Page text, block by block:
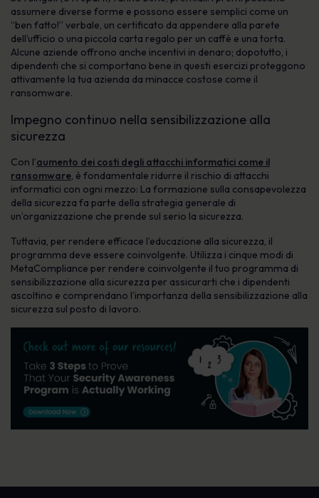
assumere diverse forme e possono essere semplici come un
“ben fatto!” verbale, un certificato da appendere alla parete
dell’ufficio o una piccola carta regalo per un caffè e una torta.
Alcune aziende offrono anche incentivi in denaro; dopotutto, i
dipendenti che si comportano bene in questi esercizi proteggono
attivamente la tua azienda da minacce costose come il
ransomware.
Impegno continuo nella sensibilizzazione alla
sicurezza
Con l’aumento dei costi degli attacchi informatici come il
ransomware, è fondamentale ridurre il rischio di attacchi
informatici con ogni mezzo: La formazione sulla consapevolezza
della sicurezza fa parte della strategia generale di
un’organizzazione che prende sul serio la sicurezza.
Tuttavia, per rendere efficace l’educazione alla sicurezza, il
programma deve essere coinvolgente. Utilizza i cinque modi di
MetaCompliance per rendere coinvolgente il tuo programma di
sensibilizzazione alla sicurezza per assicurarti che i dipendenti
ascoltino e comprendano l’importanza della sensibilizzazione alla
sicurezza sul posto di lavoro.